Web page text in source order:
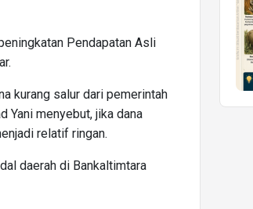
Pendapatan Asli
kurang salur dari pemerintah
Yani menyebut, jika dana
relatif ringan.
daerah di Bankaltimtara